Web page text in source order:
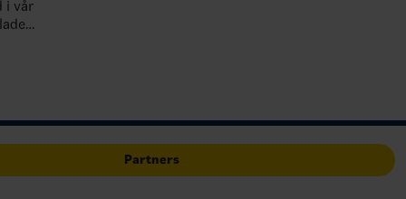
Partners